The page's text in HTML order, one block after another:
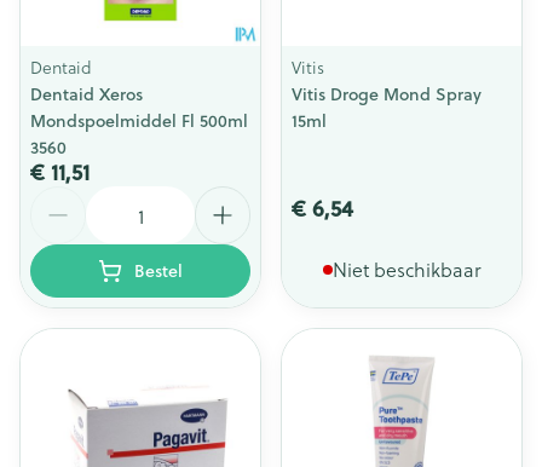
Dentaid
Dentaid Xeros
Mondspoelmiddel Fl 500ml
3560
€ 11,51
Bestel
Vitis
Vitis Droge Mond Spray
15ml
€ 6,54
Niet beschikbaar